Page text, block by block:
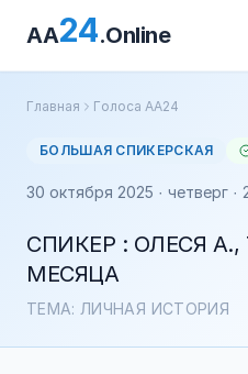
AA24.Online
Главная Голоса АА24
БОЛЬШАЯ СПИКЕРСКАЯ
30 октября 2025 · четверг
СПИКЕР : ОЛЕСЯ А.,
МЕСЯЦА
ТЕМА: ЛИЧНАЯ ИСТОРИЯ